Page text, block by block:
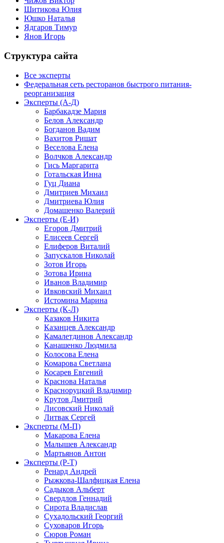
Шитикова Юлия
Юшко Наталья
Ядгаров Тимур
Янов Игорь
Структура сайта
Все эксперты
Федеральная сеть ресторанов быстрого питания-
реорганизация
Эксперты (А-Д)
Барбакадзе Мария
Белов Александр
Богданов Вадим
Вахитов Ришат
Веселова Елена
Волчков Александр
Гись Маргарита
Готальская Инна
Гуц Диана
Дмитриев Михаил
Дмитриева Юлия
Домашенко Валерий
Эксперты (Е-И)
Егоров Дмитрий
Елисеев Сергей
Елиферов Виталий
Запускалов Николай
Зотов Игорь
Зотова Ирина
Иванов Владимир
Ивковский Михаил
Истомина Марина
Эксперты (К-Л)
Казаков Никита
Казанцев Александр
Камалетдинов Александр
Канашенко Людмила
Колосова Елена
Комарова Светлана
Косарев Евгений
Краснова Наталья
Красноруцкий Владимир
Крутов Дмитрий
Лисовский Николай
Литвак Сергей
Эксперты (М-П)
Макарова Елена
Малышев Александр
Мартьянов Антон
Эксперты (Р-Т)
Ренард Андрей
Рыжкова-Шалфицкая Елена
Садыков Альберт
Свердлов Геннадий
Сирота Владислав
Сухадольский Георгий
Суховаров Игорь
Сюров Роман